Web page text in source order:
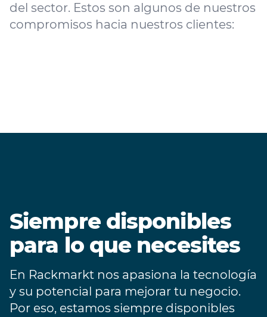
del sector. Estos son algunos de nuestros
compromisos hacia nuestros clientes:
Siempre disponibles
para lo que necesites
En Rackmarkt nos apasiona la tecnología
y su potencial para mejorar tu negocio.
Por eso, estamos siempre disponibles